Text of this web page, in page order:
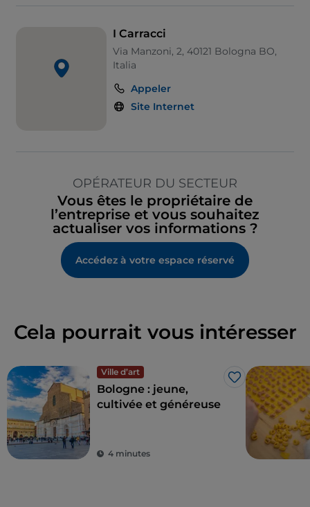
I Carracci
Via Manzoni, 2, 40121 Bologna BO,
Italia
Appeler
Site Internet
OPÉRATEUR DU SECTEUR
Vous êtes le propriétaire de
l’entreprise et vous souhaitez
actualiser vos informations ?
Accédez à votre espace réservé
Cela pourrait vous intéresser
Ville d’art
J’aime
Bologne : jeune,
cultivée et généreuse
4 minutes